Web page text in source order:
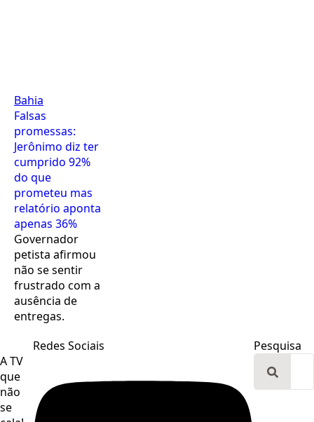
Bahia
Falsas
promessas:
Jerônimo diz ter
cumprido 92%
do que
prometeu mas
relatório aponta
apenas 36%
Governador
petista afirmou
não se sentir
frustrado com a
ausência de
entregas.
A TV
que
não
se
Redes Sociais
Pesquisa
for: